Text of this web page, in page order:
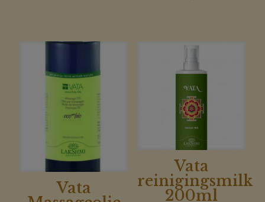
Vata
Vata
reinigingsmilk
200ml